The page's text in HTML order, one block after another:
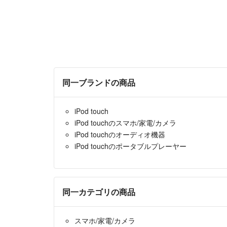
同一ブランドの商品
iPod touch
iPod touchのスマホ/家電/カメラ
iPod touchのオーディオ機器
iPod touchのポータブルプレーヤー
同一カテゴリの商品
スマホ/家電/カメラ